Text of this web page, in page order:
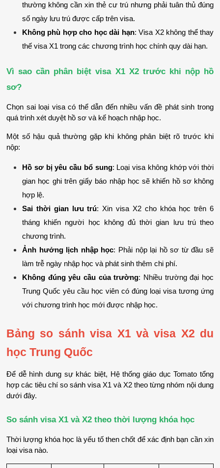
thường không cần xin thẻ cư trú nhưng phải tuân thủ đúng
số ngày lưu trú được cấp trên visa.
Không phù hợp cho học dài hạn: Visa X2 không thể thay
thế visa X1 trong các chương trình học chính quy dài hạn.
Vì sao cần phân biệt visa X1 X2 trước khi nộp hồ
sơ?
Chọn sai loại visa có thể dẫn đến nhiều vấn đề phát sinh trong
quá trình xét duyệt hồ sơ và kế hoạch nhập học.
Một số hậu quả thường gặp khi không phân biệt rõ trước khi
nộp:
Hồ sơ bị yêu cầu bổ sung: Loại visa không khớp với thời
gian học ghi trên giấy báo nhập học sẽ khiến hồ sơ không
hợp lệ.
Sai thời gian lưu trú: Xin visa X2 cho khóa học trên 6
tháng khiến người học không đủ thời gian lưu trú theo
chương trình.
Ảnh hưởng lịch nhập học: Phải nộp lại hồ sơ từ đầu sẽ
làm trễ ngày nhập học và phát sinh thêm chi phí.
Không đúng yêu cầu của trường: Nhiều trường đại học
Trung Quốc yêu cầu học viên có đúng loại visa tương ứng
với chương trình học mới được nhập học.
Bảng so sánh visa X1 và visa X2 du
học Trung Quốc
Để dễ hình dung sự khác biệt, Hệ thống giáo dục Tomato tổng
hợp các tiêu chí so sánh visa X1 và X2 theo từng nhóm nội dung
dưới đây.
So sánh visa X1 và X2 theo thời lượng khóa học
Thời lượng khóa học là yếu tố then chốt để xác định bạn cần xin
loại visa nào.